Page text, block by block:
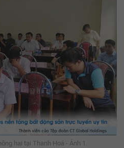
hai tại Thanh Hoá - Ảnh 1.